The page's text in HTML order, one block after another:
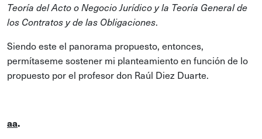
Teoría del Acto o Negocio Jurídico y la Teoría General de
los Contratos y de las Obligaciones.
Siendo este el panorama propuesto, entonces,
permítaseme sostener mi planteamiento en función de lo
propuesto por el profesor don Raúl Diez Duarte.
aa.